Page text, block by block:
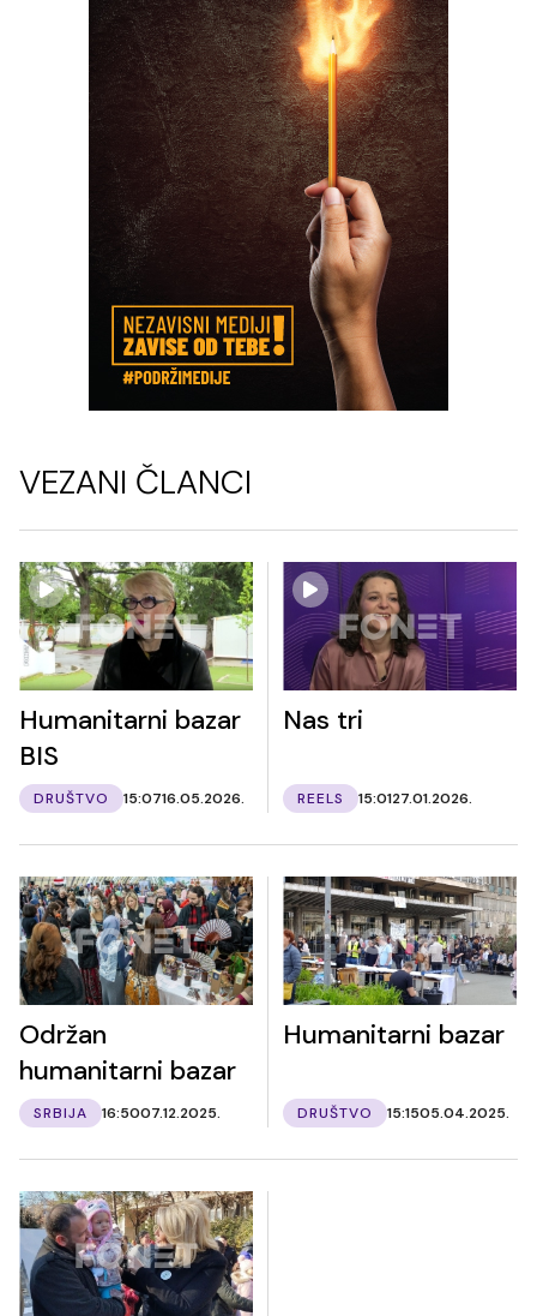
VEZANI ČLANCI
Humanitarni bazar
BIS
DRUŠTVO 15:0716.05.2026.
Nas tri
REELS 15:0127.01.2026.
Održan
humanitarni bazar
SRBIJA 16:5007.12.2025.
Humanitarni bazar
DRUŠTVO 15:1505.04.2025.